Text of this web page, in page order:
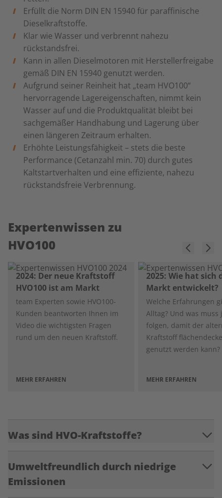
Erfüllt die Norm DIN EN 15940 für paraffinische
Dieselkraftstoffe.
Klar wie Wasser und verbrennt nahezu
rückstandsfrei.
Kann in allen Dieselmotoren mit Herstellerfreigabe
gemäß DIN EN 15940 genutzt werden.
Aufgrund seiner Reinheit hat „team HVO100“
hervorragende Lagereigenschaften, nimmt kein
Wasser auf und die Produktqualität bleibt bei
sachgemäßer Handhabung und Lagerung über
einen längeren Zeitraum erhalten.
Erhöhte Leistungsfähigkeit – stets die beste
Performance (Cetanzahl min. 70) durch gutes
Kaltstartverhalten und eine effiziente, nahezu
rückstandsfreie Verbrennung.
Expertenwissen zu
HVO100
2024: Der neue Kraftstoff
HVO100 ist am Markt
team Experten sowie HVO100-
Kunden beantworten Ihnen im
Video die wichtigsten Fragen
rund um den neuen Kraftstoff.
MEHR ERFAHREN
2025: Wie hat sich
Markt entwickelt?
Welche Erfahrungen
Alltag? Und was muss
folgen, damit der
Kraftstoff
genutzt werden kann?
MEHR ERFAHREN
Was sind HVO-Kraftstoffe?
Umweltfreundlich durch niedrige
Emissionen